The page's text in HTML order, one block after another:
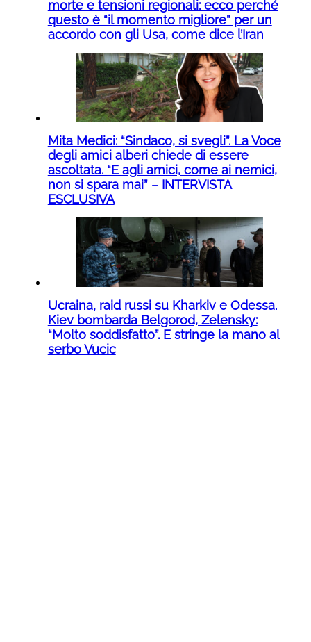
morte e tensioni regionali: ecco perché
questo è “il momento migliore” per un
accordo con gli Usa, come dice l’Iran
Mita Medici: “Sindaco, si svegli”. La Voce
degli amici alberi chiede di essere
ascoltata. “E agli amici, come ai nemici,
non si spara mai” – INTERVISTA
ESCLUSIVA
Ucraina, raid russi su Kharkiv e Odessa.
Kiev bombarda Belgorod, Zelensky:
“Molto soddisfatto”. E stringe la mano al
serbo Vucic